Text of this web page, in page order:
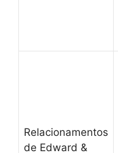
Relacionamentos
de Edward &